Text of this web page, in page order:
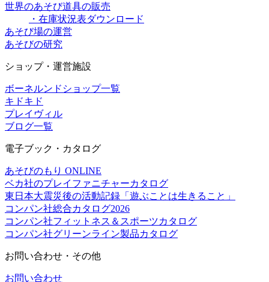
世界のあそび道具の販売
・在庫状況表ダウンロード
あそび場の運営
あそびの研究
ショップ・運営施設
ボーネルンドショップ一覧
キドキド
プレイヴィル
ブログ一覧
電子ブック・カタログ
あそびのもり ONLINE
ベカ社のプレイファニチャーカタログ
東日本大震災後の活動記録「遊ぶことは生きること」
コンパン社総合カタログ2026
コンパン社フィットネス＆スポーツカタログ
コンパン社グリーンライン製品カタログ
お問い合わせ・その他
お問い合わせ